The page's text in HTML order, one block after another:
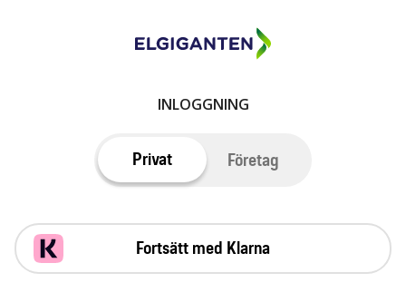
INLOGGNING
Privat Företag
Fortsätt med Klarna